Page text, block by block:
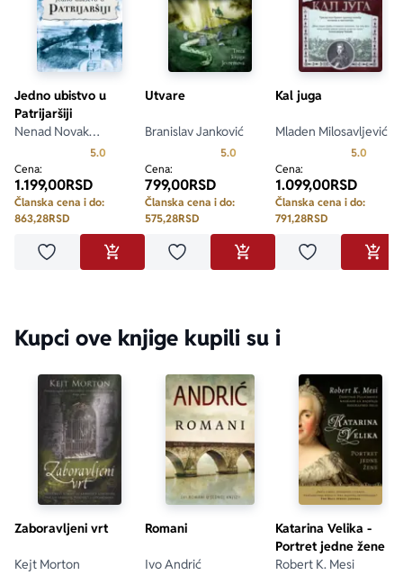
šesnaestovekovnu Italiju sa izuzetnim majstorstvom.“ Le
Parisien
Jedno ubistvo u
Patrijaršiji
Nenad Novak
5.0 Prosecna ocena je 5.0 od 5
Cena:
1.199,00RSD
Članska cena i do:
863,28RSD
Dodaj u omiljeneDODAJ U KORPU
Utvare
Branislav Janković
5.0 Prosecna ocena je 5.0 od 5
Cena:
799,00RSD
Članska cena i do:
575,28RSD
Dodaj u omiljeneDODAJ U KORPU
Kal juga
Mladen Milosavljević
5.0
Cena:
1.099,00RSD
Članska cena i do:
791,28RSD
Dodaj u
Kupci ove knjige kupili su i
Zaboravljeni vrt
Kejt Morton
Romani
Ivo Andrić
Katarina Velika -
Portret jedne žene
Robert K. Mesi